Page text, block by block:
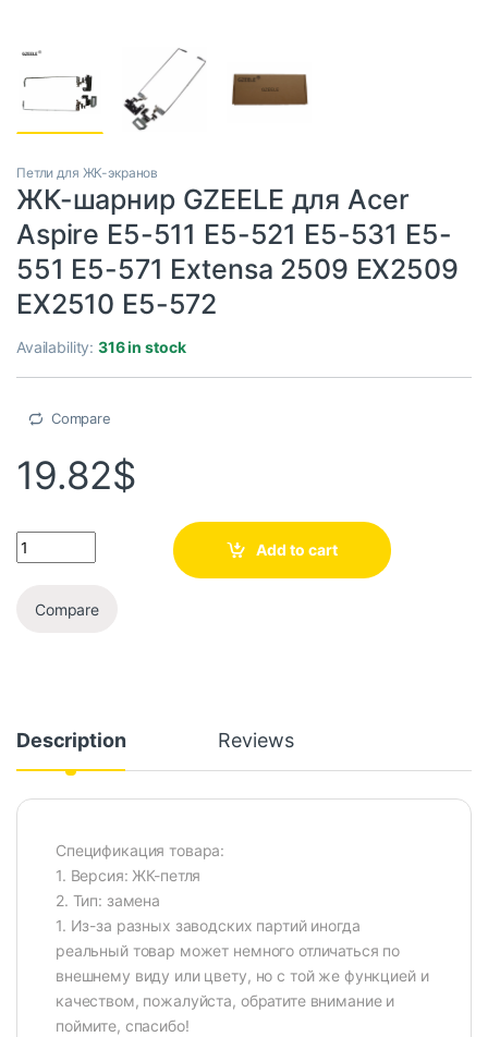
Петли для ЖК-экранов
ЖК-шарнир GZEELE для Acer
Aspire E5-511 E5-521 E5-531 E5-
551 E5-571 Extensa 2509 EX2509
EX2510 E5-572
Availability:316 in stock
Compare
19.82$
Add to cart
Compare
Description Reviews
Спецификация товара:
1. Версия: ЖК-петля
2. Тип: замена
1. Из-за разных заводских партий иногда
реальный товар может немного отличаться по
внешнему виду или цвету, но с той же функцией и
качеством, пожалуйста, обратите внимание и
поймите, спасибо!